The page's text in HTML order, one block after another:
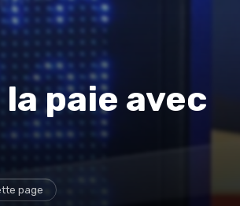
paie avec
page